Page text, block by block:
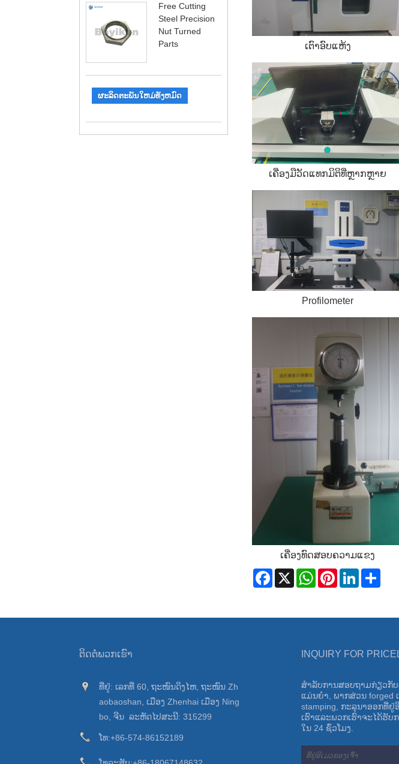
Free Cutting
Steel Precision
Nut Turned
Parts
ຜະລິດຕະພັນໃຫມ່ທັງຫມົດ
ເຕົາອົບແຫ້ງ
ເຄື່ອງມືວັດແທກມິຕິທີ່ຫຼາກຫຼາຍ
Profilometer
ເຄື່ອງທົດສອບຄວາມແຂງ
Facebook
X WhatsAppPinterestLinkedInShare
ຕິດ​ຕໍ່​ພວກ​ເຮົາ
ທີ່ຢູ່: ເລກທີ່ 60, ຖະໜົນດິງໄຫ, ຖະໜົນ Zh
aobaoshan, ເມືອງ Zhenhai ເມືອງ Ning
bo, ຈີນ ລະຫັດໄປສະນີ: 315299
ໂທ:+86-574-86152189
INQUIRY FOR
ສໍາ​ລັບ​ການ​ສອບ​ຖາມ​ກ່ຽວ​ກັ
ແມ່ນ​ຍໍາ​, ພາກ​ສ່ວນ forged
stamping​, ກະ​ລຸ​ນາ​ອອກ​ທີ່​
ເຮົາ​ແລະ​ພວກ​ເຮົາ​ຈະ​ໄດ້​ຮັບ​
ໃນ 24 ຊົ່ວ​ໂມງ​.
ງານວາງສະແດງສິ
ເຢຍລະມັນໃນປີ
ພວກ​ເຮົາ​ໄດ້​ເຂົ້າ​
Cologne ຂອງ​ເຢ
ແດງ​ໃຫ້​ເຫັນ​ເພີ່ມ​